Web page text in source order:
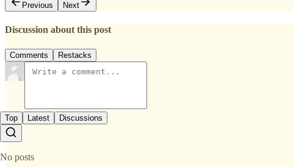
Previous
Next
Discussion about this post
Comments Restacks
Top Latest Discussions
No posts